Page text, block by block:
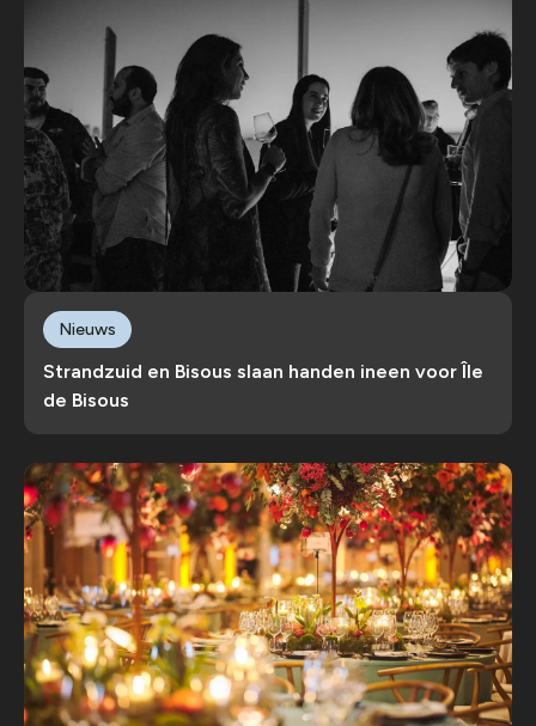
Strandzuid en Bisous slaan handen ineen voor Île
de Bisous
Nieuws